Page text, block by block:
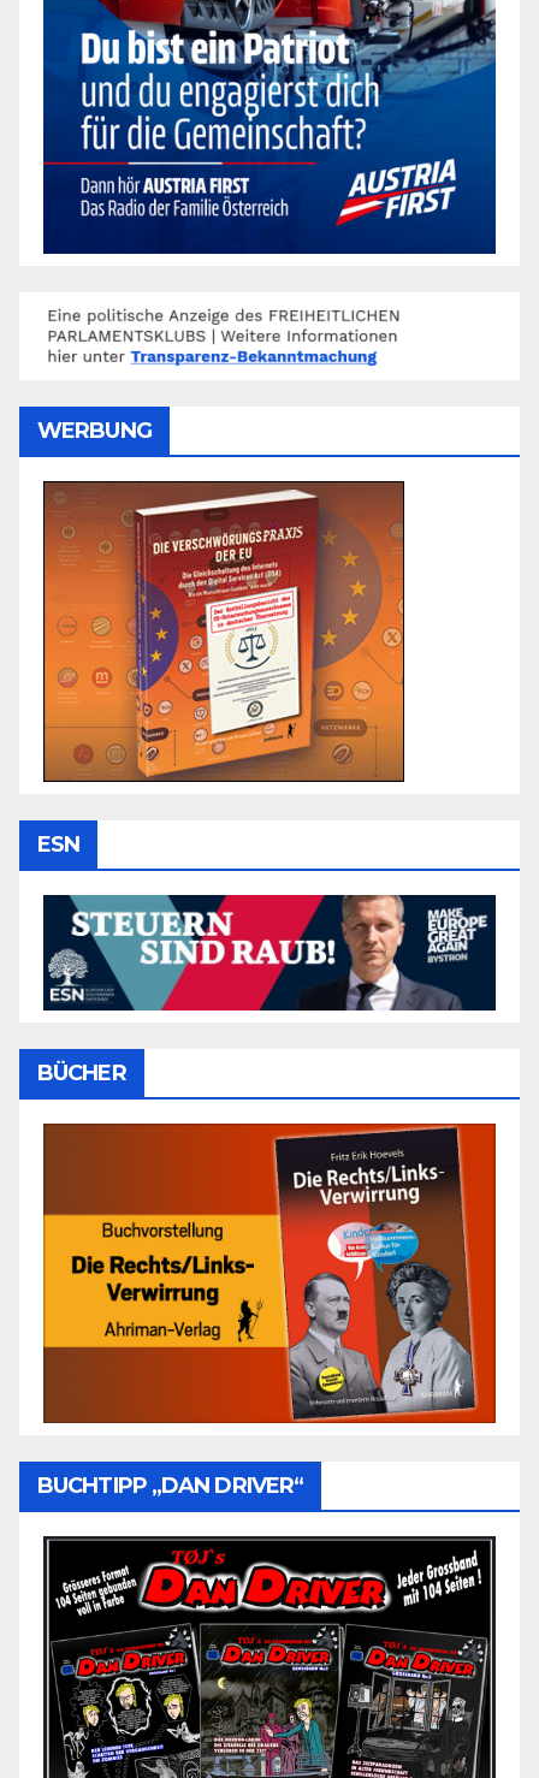
WERBUNG
ESN
BÜCHER
BUCHTIPP „DAN DRIVER“